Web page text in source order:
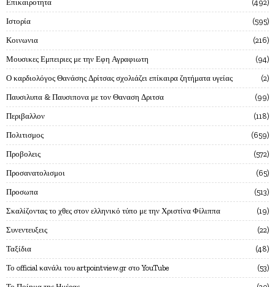
Επικαιροτητα 492
Ιστορία 595
Κοινωνια 216
Μουσικες Εμπειριες με την Εφη Αγραφιωτη 94
Ο καρδιολόγος Θανάσης Δρίτσας σχολιάζει επίκαιρα ζητήματα υγείας 2
Παυσιλυπα & Παυσιπονα με τον Θαναση Δριτσα 99
Περιβαλλον 118
Πολιτισμος 659
Προβολεις 572
Προσανατολισμοι 65
Προσωπα 513
Σκαλίζοντας το χθες στον ελληνικό τύπο με την Χριστίνα Φίλιππα 19
Συνεντευξεις 22
Ταξίδια 48
Το official κανάλι του artpointview.gr στο YouTube 53